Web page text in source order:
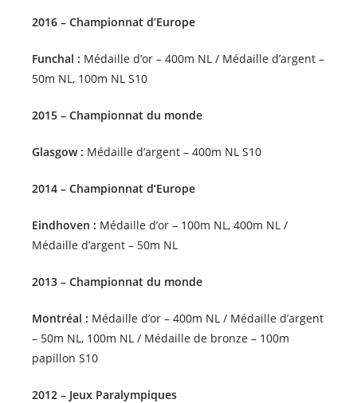
2016 – Championnat d’Europe
Funchal : Médaille d’or – 400m NL / Médaille d’argent –
50m NL, 100m NL S10
2015 – Championnat du monde
Glasgow : Médaille d’argent – 400m NL S10
2014 – Championnat d’Europe
Eindhoven : Médaille d’or – 100m NL, 400m NL /
Médaille d’argent – 50m NL
2013 – Championnat du monde
Montréal : Médaille d’or – 400m NL / Médaille d’argent
– 50m NL, 100m NL / Médaille de bronze – 100m
papillon S10
2012 – Jeux Paralympiques